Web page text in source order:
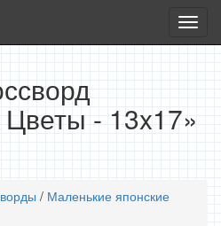
игры
- 13x17»
/ Маленькие японские